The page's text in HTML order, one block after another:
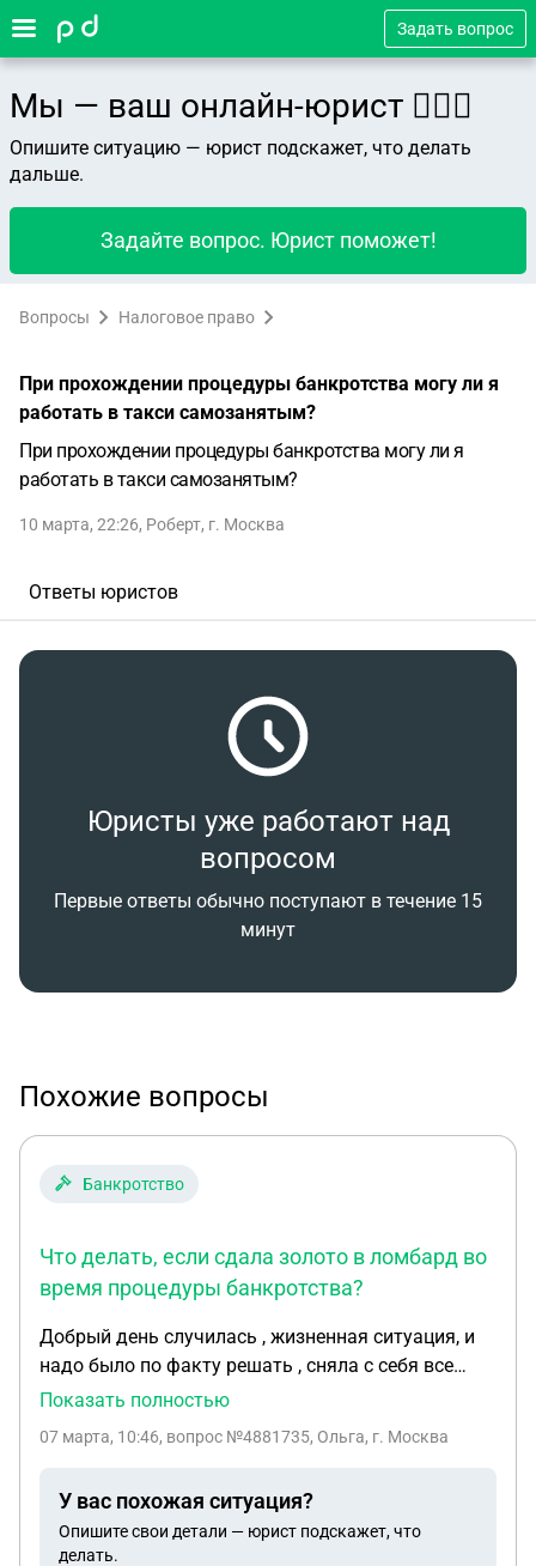
Задать вопрос
Мы — ваш онлайн-юрист 👨🏻‍⚖️
Опишите ситуацию — юрист подскажет, что делать
дальше.
Задайте вопрос. Юрист поможет!
Вопросы Налоговое право
При прохождении процедуры банкротства могу ли я
работать в такси самозанятым?
При прохождении процедуры банкротства могу ли я
работать в такси самозанятым?
10 марта, 22:26, Роберт, г. Москва
Ответы юристов
Юристы уже работают над
вопросом
Первые ответы обычно поступают в течение 15
минут
Похожие вопросы
Банкротство
Что делать, если сдала золото в ломбард во
время процедуры банкротства?
Добрый день случилась , жизненная ситуация, и
надо было по факту решать , сняла с себя все
золото и пошла сдала в ломбард, сдала без
получила наличные средства. Но. Почему-то я не
Теперь не знаю что делать. Пожалуйста
подскажите. Что будет.
Показать полностью
07 марта, 10:46, вопрос №4881735, Ольга, г. Москва
У вас похожая ситуация?
Опишите свои детали — юрист подскажет, что
делать.